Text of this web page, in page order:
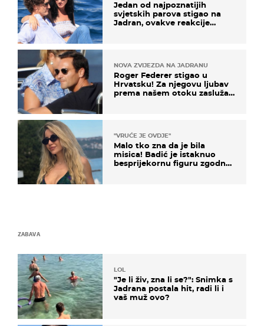
Jedan od najpoznatijih
svjetskih parova stigao na
Jadran, ovakve reakcije
NOVA ZVIJEZDA NA JADRANU
Roger Federer stigao u
Hrvatsku! Za njegovu ljubav
prema našem otoku zaslužan
"VRUĆE JE OVDJE"
Malo tko zna da je bila
misica! Badić je istaknuo
besprijekornu figuru zgodne
ZABAVA
LOL
"Je li živ, zna li se?": Snimka s
Jadrana postala hit, radi li i
vaš muž ovo?